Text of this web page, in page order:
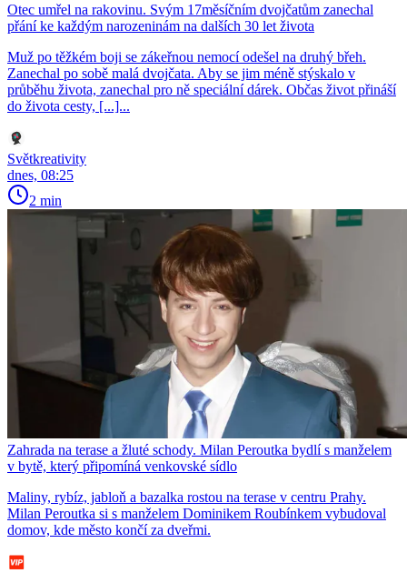
Otec umřel na rakovinu. Svým 17měsíčním dvojčatům zanechal
přání ke každým narozeninám na dalších 30 let života
Muž po těžkém boji se zákeřnou nemocí odešel na druhý břeh.
Zanechal po sobě malá dvojčata. Aby se jim méně stýskalo v
průběhu života, zanechal pro ně speciální dárek. Občas život přináší
do života cesty, [...]...
Světkreativity
dnes, 08:25
2 min
Zahrada na terase a žluté schody. Milan Peroutka bydlí s manželem
v bytě, který připomíná venkovské sídlo
Maliny, rybíz, jabloň a bazalka rostou na terase v centru Prahy.
Milan Peroutka si s manželem Dominikem Roubínkem vybudoval
domov, kde město končí za dveřmi.